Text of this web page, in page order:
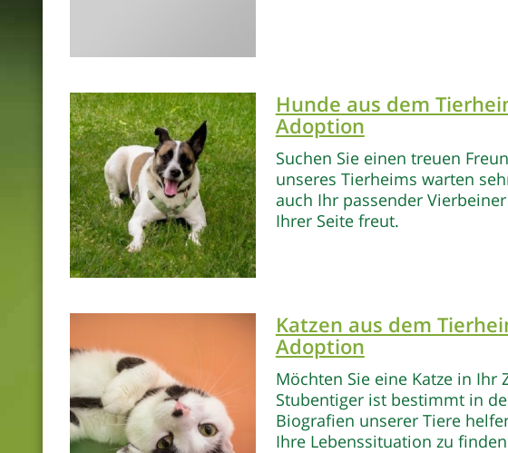
Hunde aus dem
Adoption
Suchen Sie einen treuen
unseres Tierheims warten
auch Ihr passender
Ihrer Seite freut.
Katzen aus dem
Adoption
Möchten Sie eine Katze in Ihr
Stubentiger ist bestimmt in
Biografien unserer Tiere
Ihre Lebenssituation zu